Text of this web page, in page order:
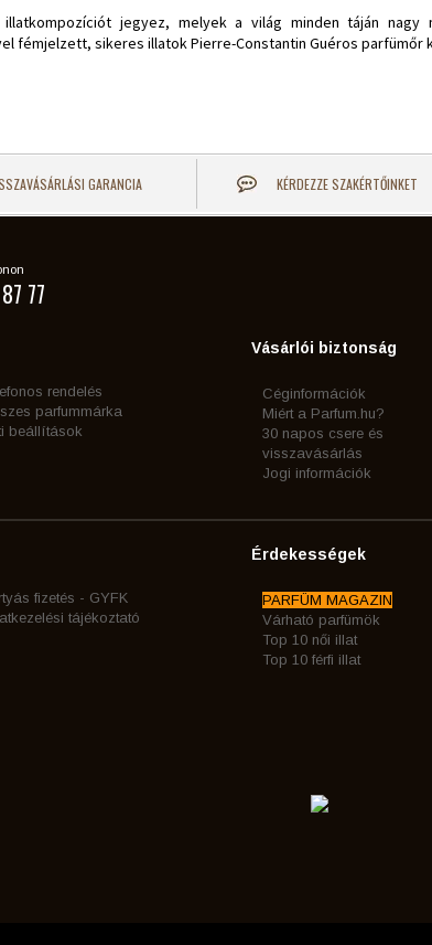
jegyez, melyek a világ minden táján nagy
fémjelzett, sikeres illatokPierre-Constantin Guéros parfümőr
GARANCIA KÉRDEZZE SZAKÉRTŐINKET
77
rendelés
parfummárka
beállítások
Vásárlói biztonság
Céginformációk
Miért a Parfum.hu?
30 napos csere és
visszavásárlás
Jogi információk
fizetés - GYFK
tájékoztató
Érdekességek
PARFÜM MAGAZIN
Várható parfümök
Top 10 női illat
Top 10 férfi illat